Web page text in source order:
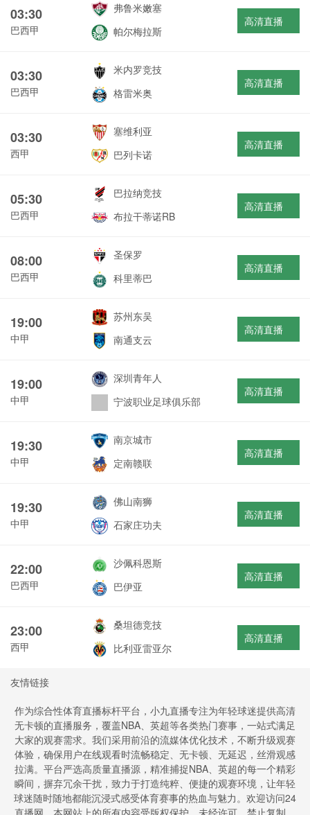
03:30
巴西甲
弗鲁米嫩塞
帕尔梅拉斯
高清直播
03:30
巴西甲
米内罗竞技
格雷米奥
高清直播
03:30
西甲
塞维利亚
巴列卡诺
高清直播
05:30
巴西甲
巴拉纳竞技
布拉干蒂诺RB
高清直播
08:00
巴西甲
圣保罗
科里蒂巴
高清直播
19:00
中甲
苏州东吴
南通支云
高清直播
19:00
中甲
深圳青年人
宁波职业足球俱乐部
高清直播
19:30
中甲
南京城市
定南赣联
高清直播
19:30
中甲
佛山南狮
石家庄功夫
高清直播
22:00
巴西甲
沙佩科恩斯
巴伊亚
高清直播
23:00
西甲
桑坦德竞技
比利亚雷亚尔
高清直播
友情链接
作为综合性体育直播标杆平台，小九直播专注为年轻球迷提供高清
无卡顿的直播服务，覆盖NBA、英超等各类热门赛事，一站式满足
大家的观赛需求。我们采用前沿的流媒体优化技术，不断升级观赛
体验，确保用户在线观看时流畅稳定、无卡顿、无延迟，丝滑观感
拉满。平台严选高质量直播源，精准捕捉NBA、英超的每一个精彩
瞬间，摒弃冗余干扰，致力于打造纯粹、便捷的观赛环境，让年轻
球迷随时随地都能沉浸式感受体育赛事的热血与魅力。欢迎访问24
直播网，本网站上的所有内容受版权保护。未经许可，禁止复制、